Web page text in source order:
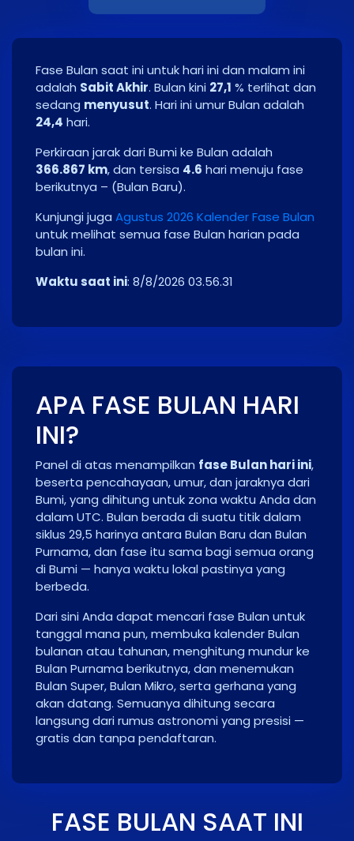
Fase Bulan saat ini untuk hari ini dan malam ini
adalah Sabit Akhir. Bulan kini 27,1 % terlihat dan
sedang menyusut. Hari ini umur Bulan adalah
24,4 hari.
Perkiraan jarak dari Bumi ke Bulan adalah
366.867 km, dan tersisa 4.6 hari menuju fase
berikutnya – (Bulan Baru).
Kunjungi juga Agustus 2026 Kalender Fase Bulan
untuk melihat semua fase Bulan harian pada
bulan ini.
Waktu saat ini: 8/8/2026 03.56.32
APA FASE BULAN HARI
INI?
Panel di atas menampilkan fase Bulan hari ini,
beserta pencahayaan, umur, dan jaraknya dari
Bumi, yang dihitung untuk zona waktu Anda dan
dalam UTC. Bulan berada di suatu titik dalam
siklus 29,5 harinya antara Bulan Baru dan Bulan
Purnama, dan fase itu sama bagi semua orang
di Bumi — hanya waktu lokal pastinya yang
berbeda.
Dari sini Anda dapat mencari fase Bulan untuk
tanggal mana pun, membuka kalender Bulan
bulanan atau tahunan, menghitung mundur ke
Bulan Purnama berikutnya, dan menemukan
Bulan Super, Bulan Mikro, serta gerhana yang
akan datang. Semuanya dihitung secara
langsung dari rumus astronomi yang presisi —
gratis dan tanpa pendaftaran.
FASE BULAN SAAT INI